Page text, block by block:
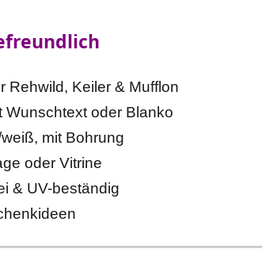
Rehwild, Keiler & Mufflon
oder Blanko
mit Bohrung
oder Vitrine
& UV-beständig